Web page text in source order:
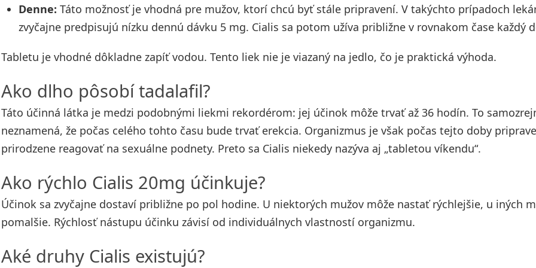
Denne: Táto možnosť je vhodná pre mužov, ktorí chcú byť stále pripravení. V takýchto prípadoch
zvyčajne predpisujú nízku dennú dávku 5 mg. Cialis sa potom užíva približne v rovnakom čase každý
Tabletu je vhodné dôkladne zapíť vodou. Tento liek nie je viazaný na jedlo, čo je praktická výhoda.
Ako dlho pôsobí tadalafil?
Táto účinná látka je medzi podobnými liekmi rekordérom: jej účinok môže trvať až 36 hodín. To
neznamená, že počas celého tohto času bude trvať erekcia. Organizmus je však počas tejto doby
prirodzene reagovať na sexuálne podnety. Preto sa Cialis niekedy nazýva aj „tabletou víkendu“.
Ako rýchlo Cialis 20mg účinkuje?
Účinok sa zvyčajne dostaví približne po pol hodine. U niektorých mužov môže nastať rýchlejšie, u iných
pomalšie. Rýchlosť nástupu účinku závisí od individuálnych vlastností organizmu.
Aké druhy Cialis existujú?